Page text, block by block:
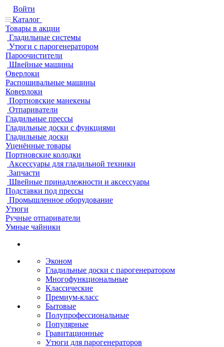
Войти
Каталог
Товары в акции
Гладильные системы
Утюги с парогенератором
Пароочистители
Швейные машины
Оверлоки
Распошивальные машины
Коверлоки
Портновские манекены
Отпариватели
Гладильные прессы
Гладильные доски с функциями
Гладильные доски
Уценённые товары
Портновские колодки
Аксессуары для гладильной техники
Запчасти
Швейные принадлежности и аксессуары
Подставки под прессы
Промышленное оборудование
Утюги
Ручные отпариватели
Умные чайники
Эконом
Гладильные доски с парогенератором
Многофункциональные
Классические
Премиум-класс
Бытовые
Полупрофессиональные
Популярные
Гравитационные
Утюги для парогенераторов